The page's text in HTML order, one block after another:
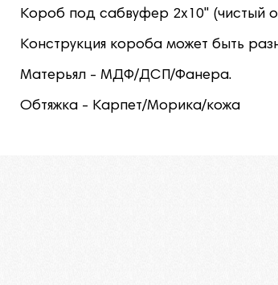
Короб под сабвуфер 2х10" (чистый
Конструкция короба может быть
Матерьял - МДФ/ДСП/Фанера.
Обтяжка - Карпет/Морика/кожа